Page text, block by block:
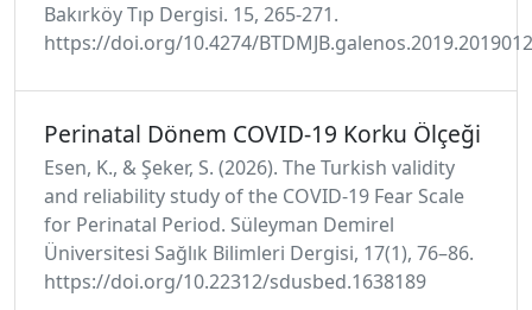
Bakırköy Tıp Dergisi. 15, 265-271.
https://doi.org/10.4274/
Perinatal Dönem COVID-19 Korku Ölçeği
Esen, K., & Şeker, S. (2026). The Turkish validity
and reliability study of the COVID-19 Fear Scale
for Perinatal Period. Süleyman Demirel
Üniversitesi Sağlık Bilimleri Dergisi, 17(1), 76–86.
https://doi.org/10.22312/sdusbed.1638189